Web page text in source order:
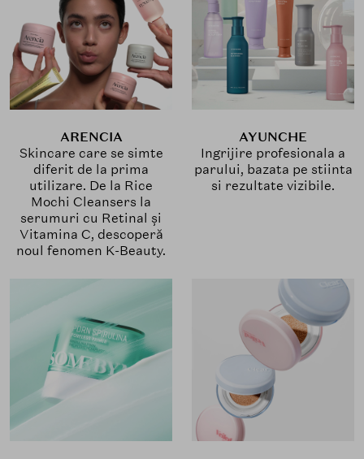
ARENCIA
Skincare care se simte
diferit de la prima
utilizare. De la Rice
Mochi Cleansers la
serumuri cu Retinal și
Vitamina C, descoperă
noul fenomen K-Beauty.
AYUNCHE
Ingrijire profesionala a
parului, bazata pe stiinta
si rezultate vizibile.